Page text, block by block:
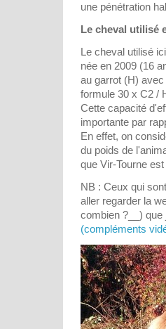
une pénétration
Le cheval utilisé
Le cheval utilisé
née en 2009 (16
au garrot (H)
formule 30 x C2 /
Cette capacité
importante par
En effet, on
du poids de
que Vir-Tourne
NB : Ceux qui
aller regarder la
combien ?__) que
(compléments